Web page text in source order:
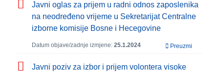
Javni oglas za prijem u radni odnos zaposlenika
na neodređeno vrijeme u Sekretarijat Centralne
izborne komisije Bosne i Hecegovine
Datum objave/zadnje izmjene: 25.1.2024 Preuzmi
Javni poziv za izbor i prijem volontera visoke